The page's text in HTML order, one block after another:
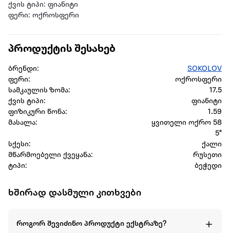
ქვის ტიპი: ფიანიტი
ფერი: ოქროსფერი
პროდუქტის შესახებ
ბრენდი:
SOKOLOV
ფერი:
ოქროსფერი
სამკაულის ზომა:
17.5
ქვის ტიპი:
ფიანიტი
ფიზიკური წონა:
1.59
მასალა:
ყვითელი ოქრო 58
5°
სქესი:
ქალი
მწარმოებელი ქვეყანა:
რუსეთი
ტიპი:
ბეჭედი
ხშირად დასმული კითხვები
როგორ შევიძინო პროდუქტი ექსტრაზე?